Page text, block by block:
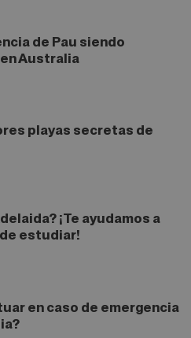
de Pau siendo
Australia
playas secretas de
¡Te ayudamos a
estudiar!
en caso de emergencia